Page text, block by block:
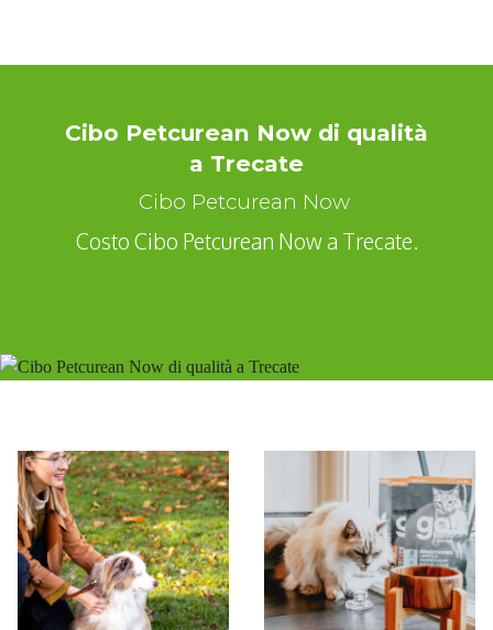
Cibo Petcurean Now di qualità
a Trecate
Cibo Petcurean Now
Costo Cibo Petcurean Now a Trecate.